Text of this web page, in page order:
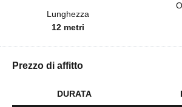
Lunghezza
12 metri
Prezzo di affitto
DURATA